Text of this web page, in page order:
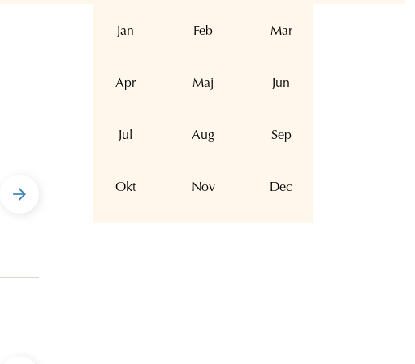
Jan Feb Mar
Apr Maj Jun
Jul Aug Sep
Okt Nov Dec